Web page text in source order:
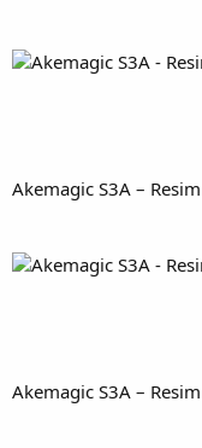
Akemagic S3A –
Akemagic S3A –